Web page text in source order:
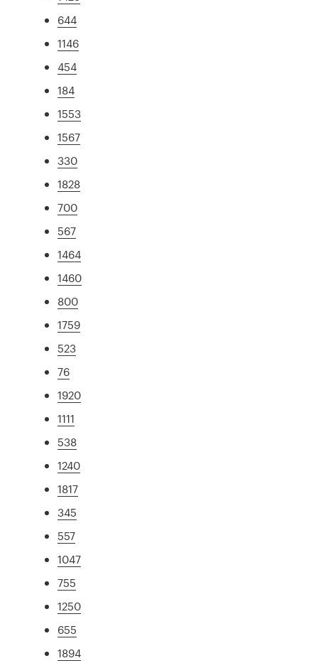
644
1146
454
184
1553
1567
330
1828
700
567
1464
1460
800
1759
523
76
1920
1111
538
1240
1817
345
557
1047
755
1250
655
1894